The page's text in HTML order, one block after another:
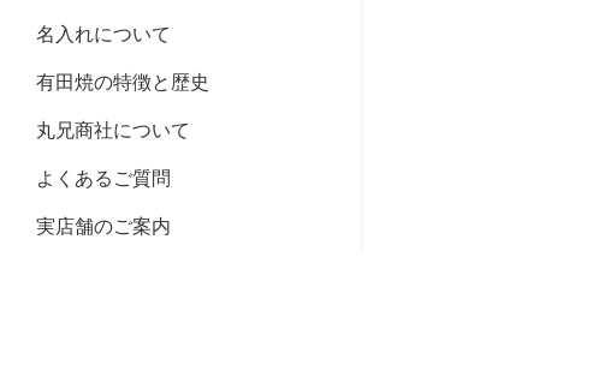
名入れについて
有田焼の特徴と歴史
丸兄商社について
よくあるご質問
実店舗のご案内